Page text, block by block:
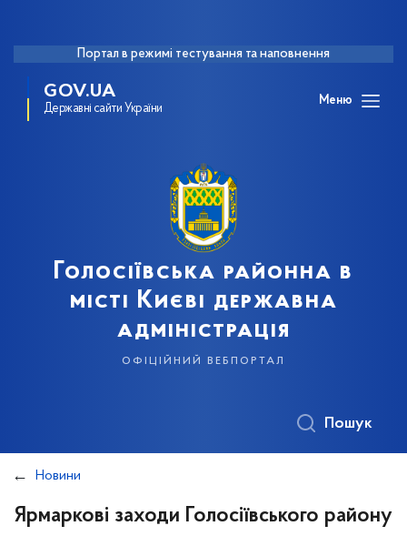
Портал в режимі тестування та наповнення
GOV.UA
Державні сайти України
Меню
Голосіївська районна в
місті Києві державна
адміністрація
офіційний вебпортал
Пошук
Новини
Ярмаркові заходи Голосіївського району